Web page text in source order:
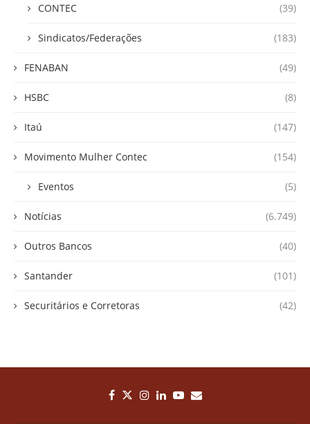
CONTEC (39)
Sindicatos/Federações (183)
FENABAN (49)
HSBC (8)
Itaú (147)
Movimento Mulher Contec (154)
Eventos (5)
Notícias (6.749)
Outros Bancos (40)
Santander (101)
Securitários e Corretoras (42)